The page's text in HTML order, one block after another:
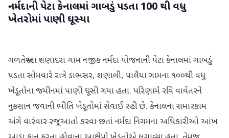
નર્મદાની પેટા કેનાલમાં ગાબડું પડતા 100 થી વધુ
ખેતરોમાં પાણી ઘૂસ્યા
ગળતેશ્વરના શણાદરા ગામ નજીક નર્મદા યોજનાની પેટા કેનાલમાં ગાબડું
પડતા સોમવારે રાત્રે ડાભસર, શણાલી, પાલૈયા ગામના ૧૦૦થી વધુ
ખેડૂતોના જમીનમાં પાણી ઘૂસી ગયા હતા. પરિણામે રવિ વાવેતરને
નુકસાન જવાની ભીતિ ખેડૂતોમાં સેવાઈ રહી છે. કેનાલના સમારકામ
અંગે વારંવાર રજૂઆતો કરવા છતાં નર્મદા નિગમના અધિકારીઓ આંખ